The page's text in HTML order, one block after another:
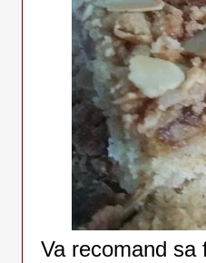
Va recomand sa